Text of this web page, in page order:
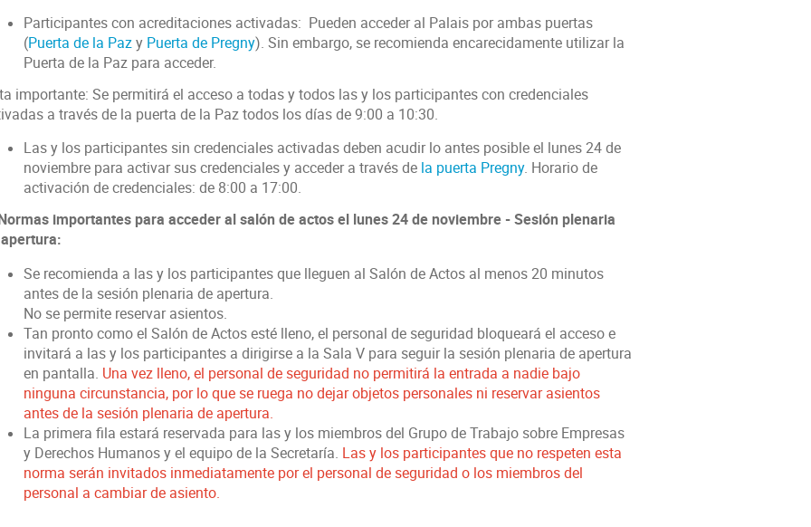
Participantes con acreditaciones activadas: Pueden acceder al Palais por ambas puertas
(Puerta de la Pazy Puerta de Pregny). Sin embargo, se recomienda encarecidamente utilizar la
Puerta de la Paz para acceder.
importante: Se permitirá el acceso a todas y todos las y los participantes con credenciales
a través de la puerta de la Paz todos los días de 9:00 a 10:30.
Las y los participantes sin credenciales activadas deben acudir lo antes posible el lunes 24 de
noviembre para activar sus credenciales y acceder a través de la puerta Pregny. Horario de
activación de credenciales: de 8:00 a 17:00.
importantes para acceder al salón de actos el lunes 24 de noviembre - Sesión plenaria
Se recomienda a las y los participantes que lleguen al Salón de Actos al menos 20 minutos
antes de la sesión plenaria de apertura.
No se permite reservar asientos.
Tan pronto como el Salón de Actos esté lleno, el personal de seguridad bloqueará el acceso e
invitará a las y los participantes a dirigirse a la Sala V para seguir la sesión plenaria de apertura
en pantalla. Una vez lleno, el personal de seguridad no permitirá la entrada a nadie bajo
ninguna circunstancia, por lo que se ruega no dejar objetos personales ni reservar asientos
antes de la sesión plenaria de apertura.
La primera fila estará reservada para las y los miembros del Grupo de Trabajo sobre Empresas
y Derechos Humanos y el equipo de la Secretaría. Las y los participantes que no respeten esta
norma serán invitados inmediatamente por el personal de seguridad o los miembros del
personal a cambiar de asiento.